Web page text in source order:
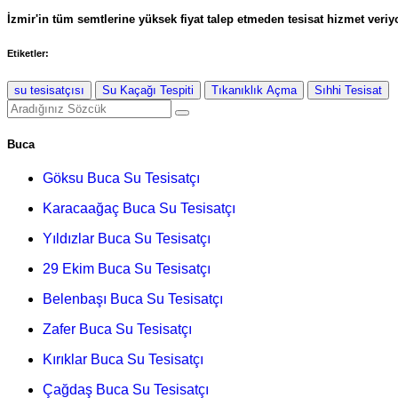
İzmir'in tüm semtlerine yüksek fiyat talep etmeden tesisat hizmet
Etiketler:
su tesisatçısı Su Kaçağı Tespiti Tıkanıklık Açma Sıhhi Tesisat
Buca
Göksu Buca Su Tesisatçı
Karacaağaç Buca Su Tesisatçı
Yıldızlar Buca Su Tesisatçı
29 Ekim Buca Su Tesisatçı
Belenbaşı Buca Su Tesisatçı
Zafer Buca Su Tesisatçı
Kırıklar Buca Su Tesisatçı
Çağdaş Buca Su Tesisatçı